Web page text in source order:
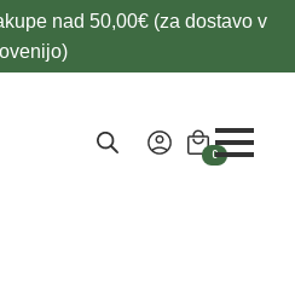
nad 50,00€ (za dostavo v
0